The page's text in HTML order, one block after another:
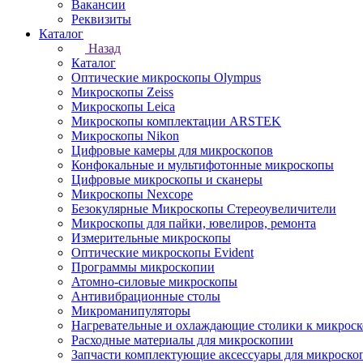
Вакансии
Реквизиты
Каталог
Назад
Каталог
Оптические микроскопы Olympus
Микроскопы Zeiss
Микроскопы Leica
Микроскопы комплектации ARSTEK
Микроскопы Nikon
Цифровые камеры для микроскопов
Конфокальные и мультифотонные микроскопы
Цифровые микроскопы и сканеры
Микроскопы Nexcope
Безокулярные Микроскопы Стереоувеличители
Микроскопы для пайки, ювелиров, ремонта
Измерительные микроскопы
Оптические микроскопы Evident
Программы микроскопии
Атомно-силовые микроскопы
Антивибрационные столы
Микроманипуляторы
Нагревательные и охлаждающие столики к
Расходные материалы для микроскопии
Запчасти комплектующие аксессуары для